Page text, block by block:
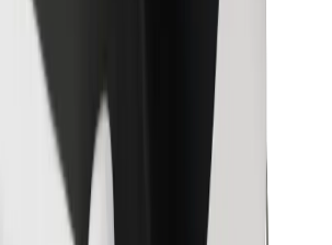
i putuj kroz nekoliko minuta!
aplikaciju Bolt